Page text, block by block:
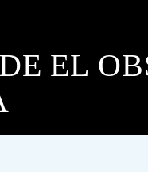
EL